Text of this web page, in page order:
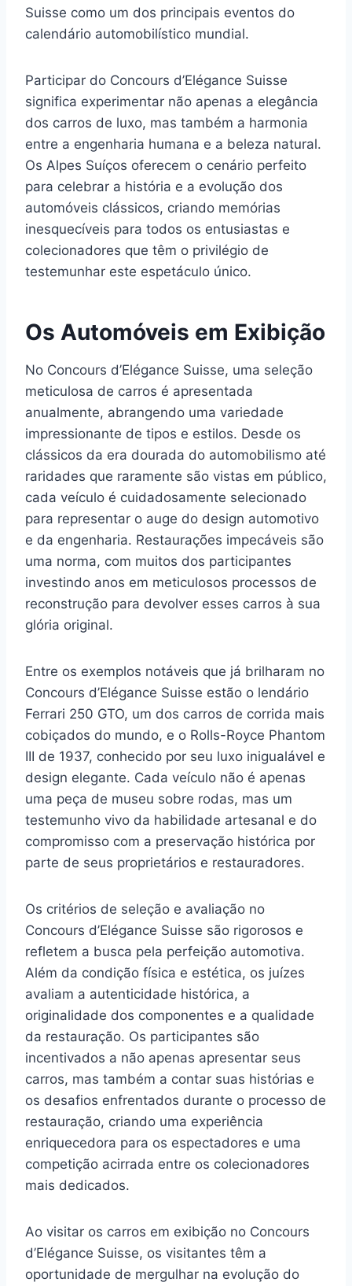
Suisse como um dos principais eventos do
calendário automobilístico mundial.
Participar do Concours d’Elégance Suisse
significa experimentar não apenas a elegância
dos carros de luxo, mas também a harmonia
entre a engenharia humana e a beleza natural.
Os Alpes Suíços oferecem o cenário perfeito
para celebrar a história e a evolução dos
automóveis clássicos, criando memórias
inesquecíveis para todos os entusiastas e
colecionadores que têm o privilégio de
testemunhar este espetáculo único.
Os Automóveis em Exibição
No Concours d’Elégance Suisse, uma seleção
meticulosa de carros é apresentada
anualmente, abrangendo uma variedade
impressionante de tipos e estilos. Desde os
clássicos da era dourada do automobilismo até
raridades que raramente são vistas em público,
cada veículo é cuidadosamente selecionado
para representar o auge do design automotivo
e da engenharia. Restaurações impecáveis são
uma norma, com muitos dos participantes
investindo anos em meticulosos processos de
reconstrução para devolver esses carros à sua
glória original.
Entre os exemplos notáveis que já brilharam no
Concours d’Elégance Suisse estão o lendário
Ferrari 250 GTO, um dos carros de corrida mais
cobiçados do mundo, e o Rolls-Royce Phantom
III de 1937, conhecido por seu luxo inigualável e
design elegante. Cada veículo não é apenas
uma peça de museu sobre rodas, mas um
testemunho vivo da habilidade artesanal e do
compromisso com a preservação histórica por
parte de seus proprietários e restauradores.
Os critérios de seleção e avaliação no
Concours d’Elégance Suisse são rigorosos e
refletem a busca pela perfeição automotiva.
Além da condição física e estética, os juízes
avaliam a autenticidade histórica, a
originalidade dos componentes e a qualidade
da restauração. Os participantes são
incentivados a não apenas apresentar seus
carros, mas também a contar suas histórias e
os desafios enfrentados durante o processo de
restauração, criando uma experiência
enriquecedora para os espectadores e uma
competição acirrada entre os colecionadores
mais dedicados.
Ao visitar os carros em exibição no Concours
d’Elégance Suisse, os visitantes têm a
oportunidade de mergulhar na evolução do